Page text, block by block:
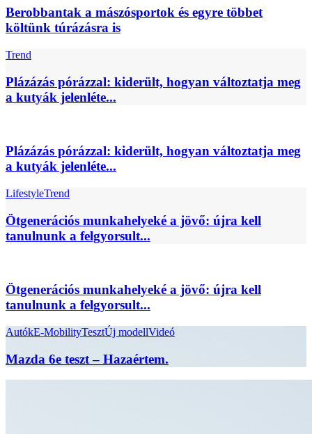
Berobbantak a mászósportok és egyre többet
költünk túrázásra is
Trend
Plázázás pórázzal: kiderült, hogyan változtatja meg
a kutyák jelenléte...
Plázázás pórázzal: kiderült, hogyan változtatja meg
a kutyák jelenléte...
LifestyleTrend
Ötgenerációs munkahelyeké a jövő: újra kell
tanulnunk a felgyorsult...
Ötgenerációs munkahelyeké a jövő: újra kell
tanulnunk a felgyorsult...
AutókE-MobilityTesztÚj modellVideó
Mazda 6e teszt – Hazaértem.